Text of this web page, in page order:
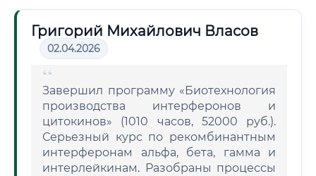
Григорий Михайлович Власов
02.04.2026
Завершил программу «Биотехнология
производства интерферонов и
цитокинов» (1010 часов, 52000 руб.).
Серьезный курс по рекомбинантным
интерферонам альфа, бета, гамма и
интерлейкинам. Разобраны процессы